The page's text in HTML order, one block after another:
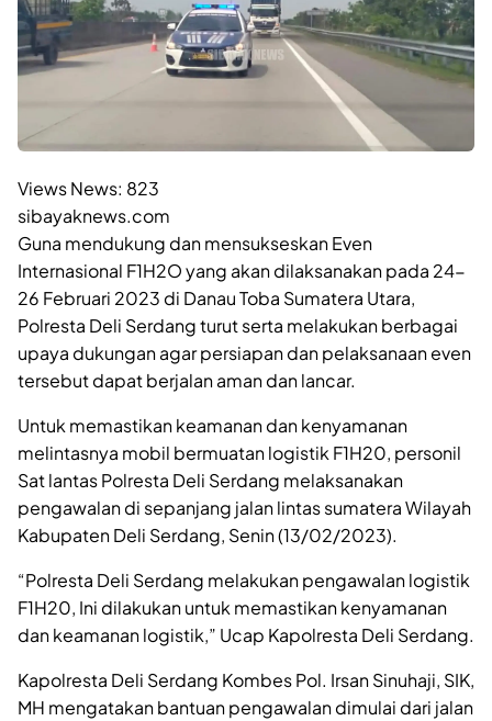
Views News: 823
sibayaknews.com
Guna mendukung dan mensukseskan Even
Internasional F1H2O yang akan dilaksanakan pada 24-
26 Februari 2023 di Danau Toba Sumatera Utara,
Polresta Deli Serdang turut serta melakukan berbagai
upaya dukungan agar persiapan dan pelaksanaan even
tersebut dapat berjalan aman dan lancar.
Untuk memastikan keamanan dan kenyamanan
melintasnya mobil bermuatan logistik F1H20, personil
Sat lantas Polresta Deli Serdang melaksanakan
pengawalan di sepanjang jalan lintas sumatera Wilayah
Kabupaten Deli Serdang, Senin (13/02/2023).
“Polresta Deli Serdang melakukan pengawalan logistik
F1H20, Ini dilakukan untuk memastikan kenyamanan
dan keamanan logistik,” Ucap Kapolresta Deli Serdang.
Kapolresta Deli Serdang Kombes Pol. Irsan Sinuhaji, SIK,
MH mengatakan bantuan pengawalan dimulai dari jalan